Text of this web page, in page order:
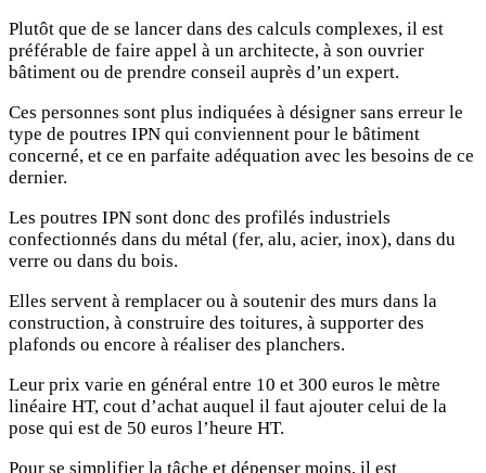
Plutôt que de se lancer dans des calculs complexes, il est
préférable de faire appel à un architecte, à son ouvrier
bâtiment ou de prendre conseil auprès d’un expert.
Ces personnes sont plus indiquées à désigner sans erreur le
type de poutres IPN qui conviennent pour le bâtiment
concerné, et ce en parfaite adéquation avec les besoins de ce
dernier.
Les poutres IPN sont donc des profilés industriels
confectionnés dans du métal (fer, alu, acier, inox), dans du
verre ou dans du bois.
Elles servent à remplacer ou à soutenir des murs dans la
construction, à construire des toitures, à supporter des
plafonds ou encore à réaliser des planchers.
Leur prix varie en général entre 10 et 300 euros le mètre
linéaire HT, cout d’achat auquel il faut ajouter celui de la
pose qui est de 50 euros l’heure HT.
Pour se simplifier la tâche et dépenser moins, il est